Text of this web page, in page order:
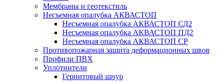
Мембраны и геотекстиль
Несъемная опалубка АКВАСТОП
Несъемная опалубка АКВАСТОП СД2
Несъемная опалубка АКВАСТОП ПД2
Несъемная опалубка АКВАСТОП СР
Противопожарная защита деформационных швов
Профили ПВХ
Уплотнители
Гернитовый шнур